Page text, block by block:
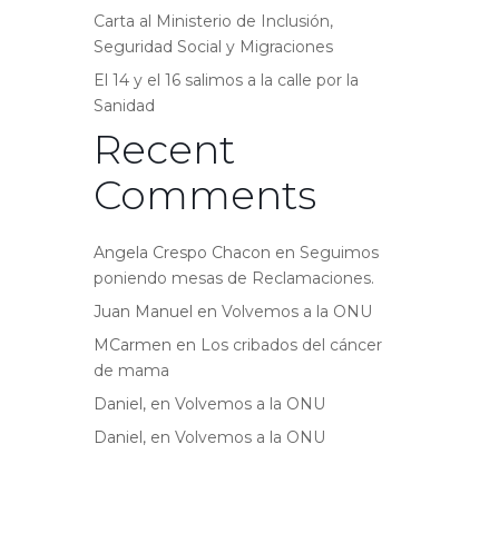
Carta al Ministerio de Inclusión,
Seguridad Social y Migraciones
El 14 y el 16 salimos a la calle por la
Sanidad
Recent
Comments
Angela Crespo Chacon en Seguimos
poniendo mesas de Reclamaciones.
Juan Manuel en Volvemos a la ONU
MCarmen en Los cribados del cáncer
de mama
Daniel, en Volvemos a la ONU
Daniel, en Volvemos a la ONU